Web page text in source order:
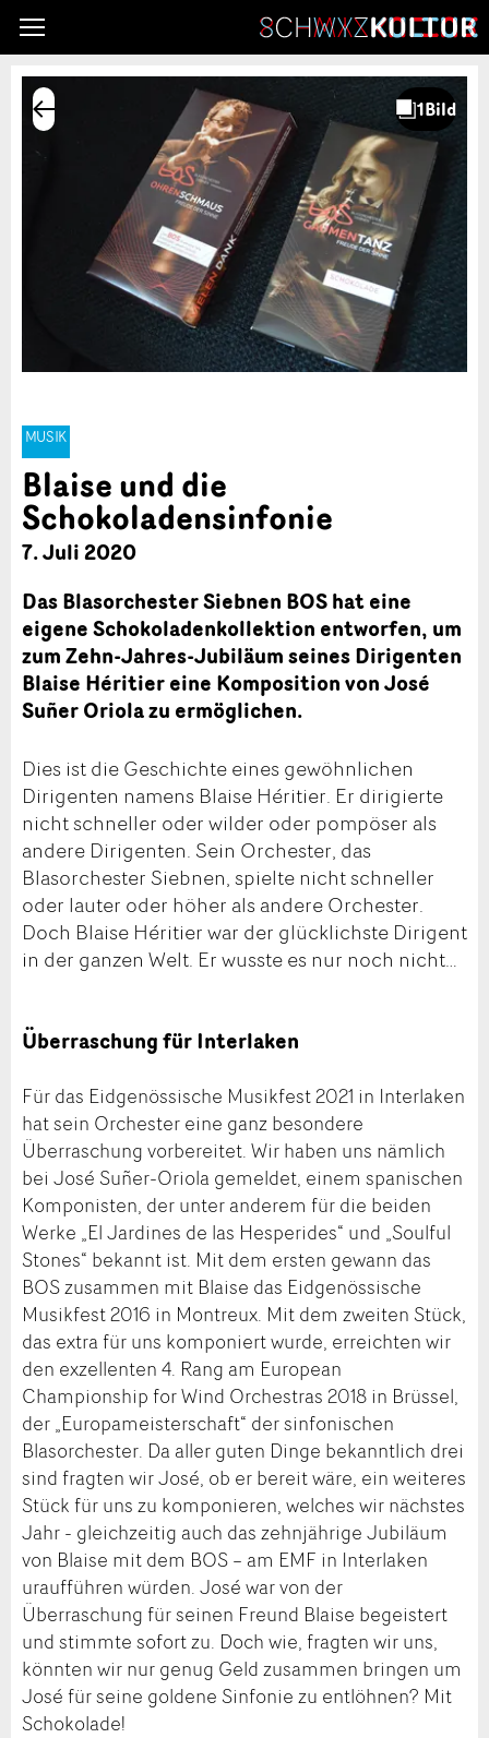
MUSIK
Blaise und die
Schokoladensinfonie
7. Juli 2020
Das Blasorchester Siebnen BOS hat eine
eigene Schokoladenkollektion entworfen, um
zum Zehn-Jahres-Jubiläum seines Dirigenten
Blaise Héritier eine Komposition von José
Suñer Oriola zu ermöglichen.
Dies ist die Geschichte eines gewöhnlichen
Dirigenten namens Blaise Héritier. Er dirigierte
nicht schneller oder wilder oder pompöser als
andere Dirigenten. Sein Orchester, das
Blasorchester Siebnen, spielte nicht schneller
oder lauter oder höher als andere Orchester.
Doch Blaise Héritier war der glücklichste Dirigent
in der ganzen Welt. Er wusste es nur noch nicht…
Überraschung für Interlaken
Für das Eidgenössische Musikfest 2021 in Interlaken
hat sein Orchester eine ganz besondere
Überraschung vorbereitet. Wir haben uns nämlich
bei José Suñer-Oriola gemeldet, einem spanischen
Komponisten, der unter anderem für die beiden
Werke „El Jardines de las Hesperides“ und „Soulful
Stones“ bekannt ist. Mit dem ersten gewann das
BOS zusammen mit Blaise das Eidgenössische
Musikfest 2016 in Montreux. Mit dem zweiten Stück,
das extra für uns komponiert wurde, erreichten wir
den exzellenten 4. Rang am European
Championship for Wind Orchestras 2018 in Brüssel,
der „Europameisterschaft“ der sinfonischen
Blasorchester. Da aller guten Dinge bekanntlich drei
sind fragten wir José, ob er bereit wäre, ein weiteres
Stück für uns zu komponieren, welches wir nächstes
Jahr - gleichzeitig auch das zehnjährige Jubiläum
von Blaise mit dem BOS – am EMF in Interlaken
uraufführen würden. José war von der
Überraschung für seinen Freund Blaise begeistert
und stimmte sofort zu. Doch wie, fragten wir uns,
könnten wir nur genug Geld zusammen bringen um
José für seine goldene Sinfonie zu entlöhnen? Mit
Schokolade!